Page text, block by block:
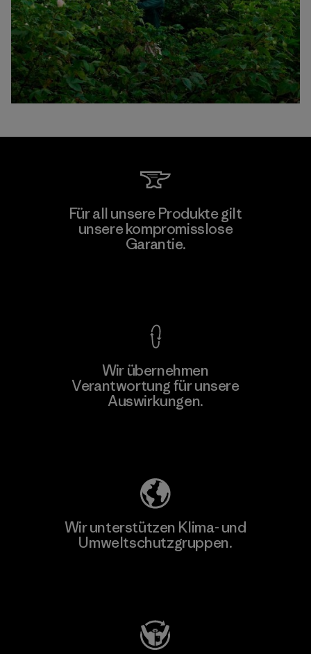
Für all unsere Produkte gilt
unsere kompromisslose
Garantie.
Wir übernehmen
Verantwortung für unsere
Auswirkungen.
Wir unterstützen Klima- und
Umweltschutzgruppen.